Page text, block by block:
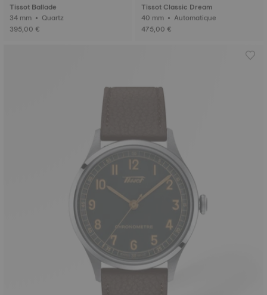
Tissot Ballade
34 mm • Quartz
395,00 €
Tissot Classic Dream
40 mm • Automatique
475,00 €